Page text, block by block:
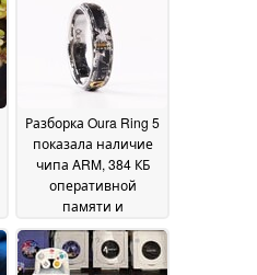
отложен03 July 2026
Разборка Oura Ring 5
показала наличие
чипа ARM, 384 КБ
оперативной
памяти и
невозможность
ремонта23 June 2026